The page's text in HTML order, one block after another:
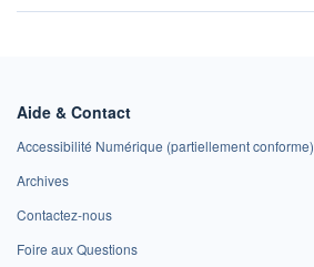
Aide & Contact
Accessibilité Numérique (partiellement conforme)
Archives
Contactez-nous
Foire aux Questions